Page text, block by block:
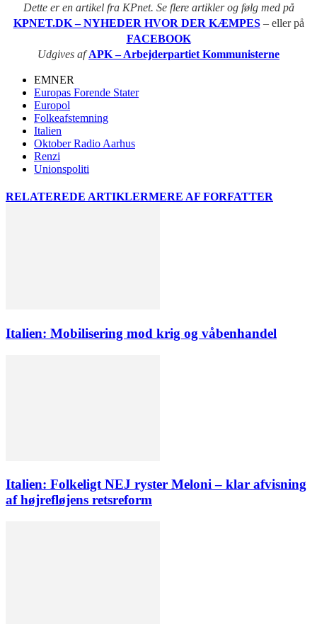
Dette er en artikel fra KPnet. Se flere artikler og følg med på
KPNET.DK – NYHEDER HVOR DER KÆMPES – eller på
FACEBOOK
Udgives afAPK – Arbejderpartiet Kommunisterne
EMNER
Europas Forende Stater
Europol
Folkeafstemning
Italien
Oktober Radio Aarhus
Renzi
Unionspoliti
RELATEREDE ARTIKLERMERE AF FORFATTER
Italien: Mobilisering mod krig og våbenhandel
Italien: Folkeligt NEJ ryster Meloni – klar afvisning
af højrefløjens retsreform